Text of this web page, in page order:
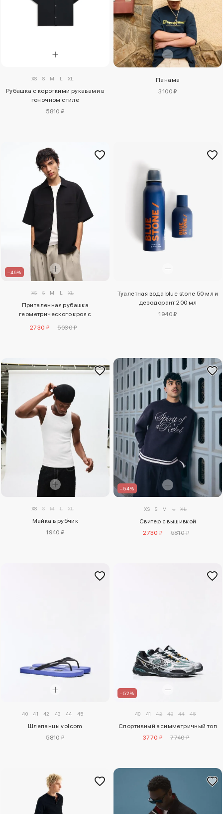
XS S M L XL
Рубашка с короткими рукавами в
гоночном стиле
5810 ₽
Панама
3100 ₽
–46%
XS S M L XL
Приталенная рубашка
геометрического кроя с
2730 ₽ 5030 ₽
Туалетная вода blue stone 50 мл и
дезодорант 200 мл
1940 ₽
XS S M L XL
Майка в рубчик
1940 ₽
–54%
XS S M L XL
Свитер с вышивкой
2730 ₽
5810 ₽
40 41 42 43 44 45
Шлепанцы volcom
5810 ₽
–52%
40 41 42 43 44 45
Спортивный асимметричный топ
3770 ₽
7740 ₽